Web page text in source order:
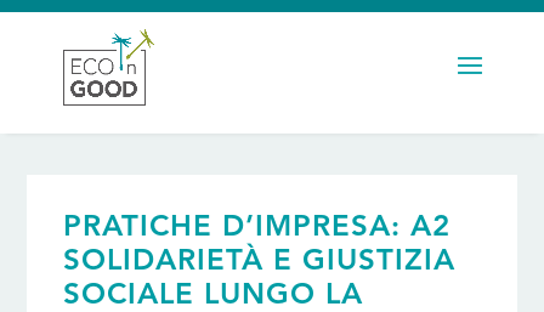
PRATICHE D’IMPRESA: A2
SOLIDARIETÀ E GIUSTIZIA
SOCIALE LUNGO LA